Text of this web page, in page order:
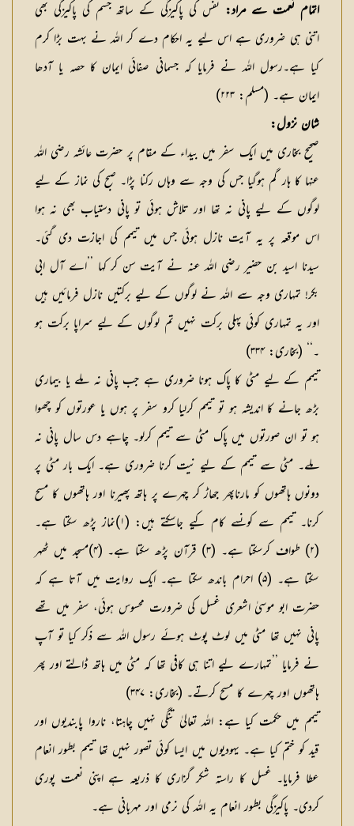
اتمام نعمت سے مراد: نفس کی پاکیزگی کے ساتھ جسم کی پاکیزگی بھی
اتنی ہی ضروری ہے اس لیے یہ احکام دے کر اللہ نے بہت بڑا کرم
کیا ہے۔رسول اللہ نے فرمایا کہ جسمانی صفائی ایمان کا حصہ یا آدھا
ایمان ہے۔ (مسلم: ۲۲۳)
شان نزول:
صحیح بخاری میں ایک سفر میں بیداء کے مقام پر حضرت عائشہ رضی اللہ
عنہا کا ہار گم ہوگیا جس کی وجہ سے وہاں رکنا پڑا۔ صبح کی نماز کے لیے
لوگوں کے لیے پانی نہ تھا اور تلاش ہوئی تو پانی دستیاب بھی نہ ہوا
اس موقعہ پر یہ آیت نازل ہوئی جس میں تیمم کی اجازت دی گئی۔
سیدنا اسید بن حضیر رضی اللہ عنہ نے آیت سن کر کہا ’’اے آل ابی
بکر! تمہاری وجہ سے اللہ نے لوگوں کے لیے برکتیں نازل فرمائیں ہیں
اور یہ تمہاری کوئی پہلی برکت نہیں تم لوگوں کے لیے سراپا برکت ہو
۔‘‘ (بخاری: ۳۳۴)
تیمم کے لیے مٹی کا پاک ہونا ضروری ہے جب پانی نہ ملے یا بیماری
بڑھ جانے کا اندیشہ ہو تو تیمم کرلیا کرو سفر پر ہوں یا عورتوں کو چھوا
ہو تو ان صورتوں میں پاک مٹی سے تیمم کرلو۔ چاہے دس سال پانی نہ
ملے۔ مٹی سے تیمم کے لیے نیت کرنا ضروری ہے۔ ایک بار مٹی پر
دونوں ہاتھوں کو مارناپھر جھاڑ کر چہرے پر ہاتھ پھیرنا اور ہاتھوں کا مسح
کرنا۔ تیمم سے کونسے کام کیے جاسکتے ہیں: (۱)نماز پڑھ سکتا ہے۔
(۲) طواف کرسکتا ہے۔ (۳) قرآن پڑھ سکتا ہے۔ (۴)مسجد میں ٹھہر
سکتا ہے۔ (۵) احرام باندھ سکتا ہے۔ ایک روایت میں آتا ہے کہ
حضرت ابو موسیٰ اشعری غسل کی ضرورت محسوس ہوئی، سفر میں تھے
پانی نہیں تھا مٹی میں لوٹ پوٹ ہوئے رسول اللہ سے ذکر کیا تو آپ
نے فرمایا ’’تمہارے لیے اتنا ہی کافی تھا کہ مٹی میں ہاتھ ڈالتے اور پھر
ہاتھوں اور چہرے کا مسح کرتے۔ (بخاری: ۳۴۷)
تیمم میں حکمت کیا ہے: اللہ تعالیٰ تنگی نہیں چاہتا، ناروا پابندیوں اور
قید کو ختم کیا ہے۔ یہودیوں میں ایسا کوئی تصور نہیں تھا تیمم بطور انعام
عطا فرمایا۔ غسل کا راستہ شکر گزاری کا ذریعہ ہے اپنی نعمت پوری
کردی۔ پاکیزگی بطور انعام یہ اللہ کی نرمی اور مہربانی ہے۔